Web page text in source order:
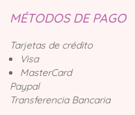
MÉTODOS DE PAGO
Tarjetas de crédito
Visa
MasterCard
Paypal
Transferencia Bancaria